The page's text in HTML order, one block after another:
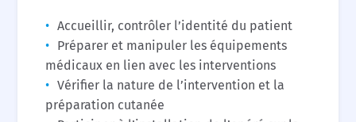
Accueillir, contrôler l’identité du patient
Préparer et manipuler les équipements
médicaux en lien avec les interventions
Vérifier la nature de l’intervention et la
préparation cutanée